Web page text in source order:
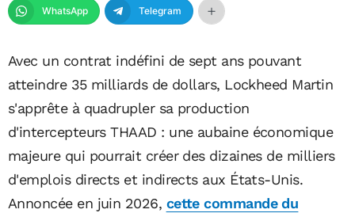
WhatsApp Telegram
Avec un contrat indéfini de sept ans pouvant
atteindre 35 milliards de dollars, Lockheed Martin
s'apprête à quadrupler sa production
d'intercepteurs THAAD : une aubaine économique
majeure qui pourrait créer des dizaines de milliers
d'emplois directs et indirects aux États-Unis.
Annoncée en juin 2026, cette commande du